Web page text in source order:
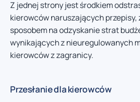
Z jednej strony jest środkiem
kierowców naruszających przepisy,
sposobem na odzyskanie strat
wynikających z nieuregulowanych
kierowców z zagranicy.
Przesłanie dla kierowców